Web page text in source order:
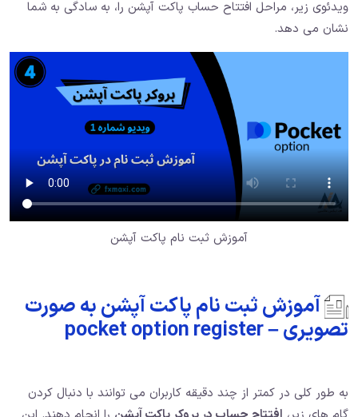
ویدئوی زیر، مراحل افتتاح حساب پاکت آپشن را، به سادگی به شما
نشان می دهد.
آموزش ثبت نام پاکت آپشن
آموزش ثبت نام پاکت آپشن به صورت
تصویری – pocket option register
به طور کلی در کمتر از چند دقیقه کاربران می توانند با دنبال کردن